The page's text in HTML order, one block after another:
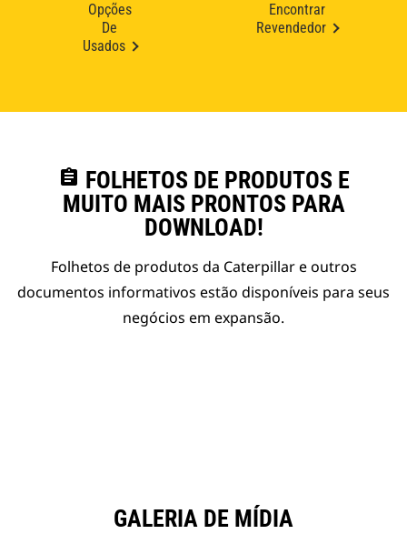
Opções
De
Usados
Encontrar
Revendedor
assignment FOLHETOS DE PRODUTOS E
MUITO MAIS PRONTOS PARA
DOWNLOAD!
Folhetos de produtos da Caterpillar e outros
documentos informativos estão disponíveis para seus
negócios em expansão.
GALERIA DE MÍDIA